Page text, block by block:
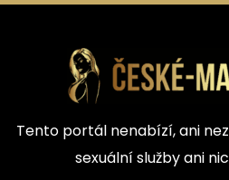
Tento portál nenabízí, ani
sexuální služby ani